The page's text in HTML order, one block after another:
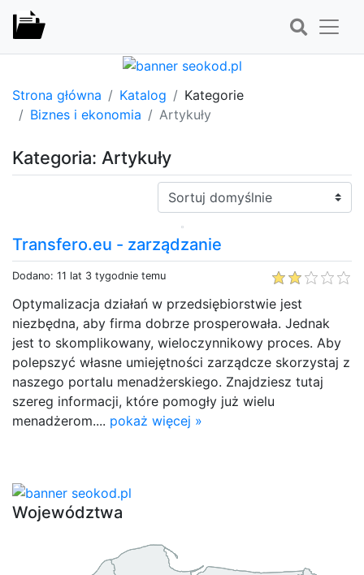
Strona główna Katalog
Kategorie
Biznes i ekonomia
Artykuły
Kategoria: Artykuły
Sortuj:
Transfero.eu - zarządzanie
Dodano: 11 lat 3 tygodnie temu
Optymalizacja działań w przedsiębiorstwie jest
niezbędna, aby firma dobrze prosperowała. Jednak
jest to skomplikowany, wieloczynnikowy proces. Aby
polepszyć własne umiejętności zarządcze skorzystaj z
naszego portalu menadżerskiego. Znajdziesz tutaj
szereg informacji, które pomogły już wielu
menadżerom.... pokaż więcej »
Województwa